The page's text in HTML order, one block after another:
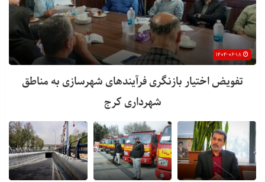
تفویض اختیار بازنگری فرآیندهای شهرسازی به مناطق
شهرداری کرج